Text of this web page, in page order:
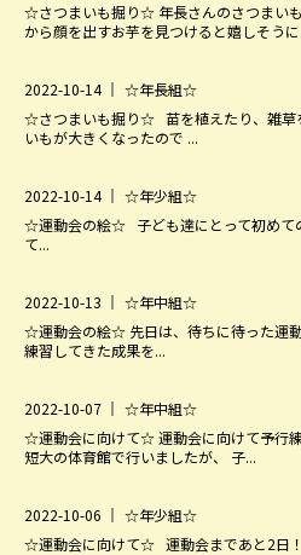
☆さつまいも掘り☆ 年長さんのさつまい
から顔を出すお芋を見つけると嬉しそうに
2022-10-14
☆年長組☆
☆さつまいも掘り☆ 苗を植えたり、雑草
いもが大きくなったので ...
2022-10-14
☆年少組☆
☆運動会の絵☆ 子ども達にとって初めて
て...
2022-10-13
☆年中組☆
☆運動会の絵☆ 先日は、待ちに待った運動
練習してきた成果を...
2022-10-07
☆年中組☆
☆運動会に向けて☆ 運動会に向けて予行練
短大の体育館で行いましたが、 子...
2022-10-06
☆年少組☆
☆運動会に向けて☆ 運動会まであと2日